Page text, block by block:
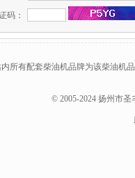
码：
所有配套柴油机品牌为该柴油
© 2005-2024 扬州市